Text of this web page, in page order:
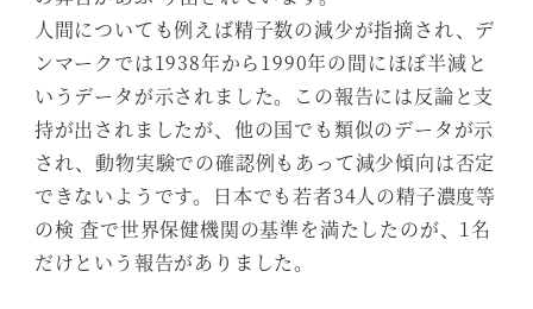
人間についても例えば精子数の減少が指摘され、デ
ンマークでは1938年から1990年の間にほぼ半減と
いうデータが示されました。この報告には反論と支
持が出されましたが、他の国でも類似のデータが示
され、動物実験での確認例もあって減少傾向は否定
できないようです。日本でも若者34人の精子濃度等
の検 査で世界保健機関の基準を満たしたのが、1名
だけという報告がありました。